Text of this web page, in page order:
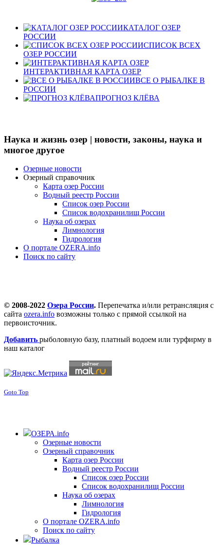
КАТАЛОГ ОЗЕР
РОССИИ
СПИСОК ВСЕХ
ОЗЕР РОССИИ
ИНТЕРАКТИВНАЯ КАРТА ОЗЕР
ВСЕ О РЫБАЛКЕ В
РОССИИ
ПРОГНОЗ КЛЁВА
Наука и жизнь озер | новости, законы, наука и
многое другое
Озерные новости
Озерный справочник
Карта озер России
Водный реестр России
Список озер России
Список водохранилищ России
Наука об озерах
Лимнология
Гидрология
О портале OZERA.info
Поиск по сайту
© 2008-2022 Озера России. Перепечатка и/или ретрансляция с
сайта ozera.info возможны только с прямой ссылкой на
первоисточник.
Добавить рыболовную базу, платный водоем или турфирму в
наш каталог
Goto Top
ОЗЕРА.info
Озерные новости
Озерный справочник
Карта озер России
Водный реестр России
Список озер России
Список водохранилищ России
Наука об озерах
Лимнология
Гидрология
О портале OZERA.info
Поиск по сайту
Рыбалка